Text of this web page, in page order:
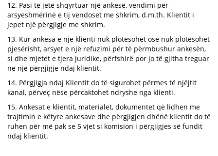
12. Pasi të jetë shqyrtuar një ankesë, vendimi për
arsyeshmërinë e tij vendoset me shkrim, d.m.th. Klientit i
jepet një përgjigje me shkrim.
13. Kur ankesa e një klienti nuk plotësohet ose nuk plotësohet
pjesërisht, arsyet e një refuzimi për të përmbushur ankesën,
si dhe mjetet e tjera juridike, përfshirë por jo të gjitha treguar
në një përgjigje ndaj klientit.
14. Përgjigja ndaj Klientit do të sigurohet përmes të njëjtit
kanal, përveç nëse përcaktohet ndryshe nga klienti.
15. Ankesat e klientit, materialet, dokumentet që lidhen me
trajtimin e këtyre ankesave dhe përgjigjen dhënë klientit do të
ruhen për më pak se 5 vjet si komision i përgjigjes së fundit
ndaj klientit.